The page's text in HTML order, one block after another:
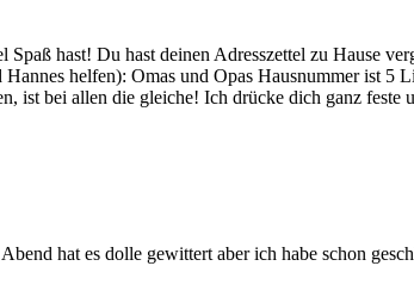
hast! Du hast deinen Adresszettel zu Hause
helfen): Omas und Opas Hausnummer ist 5
ist bei allen die gleiche! Ich drücke dich ganz feste
hat es dolle gewittert aber ich habe schon